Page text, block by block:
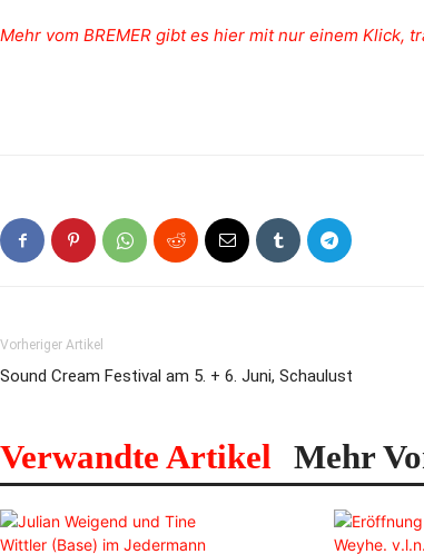
Mehr vom BREMER gibt es hier mit nur einem Klick,
Vorheriger Artikel
Sound Cream Festival am 5. + 6. Juni, Schaulust
Verwandte Artikel Mehr